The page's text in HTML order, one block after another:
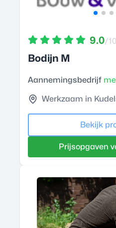
9.0/10
Bodijn M
Aannemingsbedrijf
Werkzaam in
Bekijk
Prijsopgaven